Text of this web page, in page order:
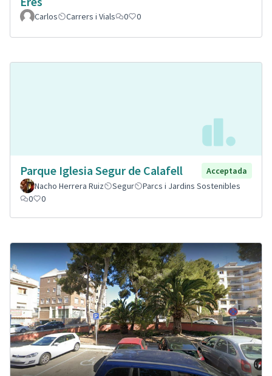
Carlos Carrers i Vials 0 0
Parque Iglesia Segur de Calafell
Acceptada
Nacho Herrera Ruiz
Segur
Parcs i Jardins Sostenibles
0
0